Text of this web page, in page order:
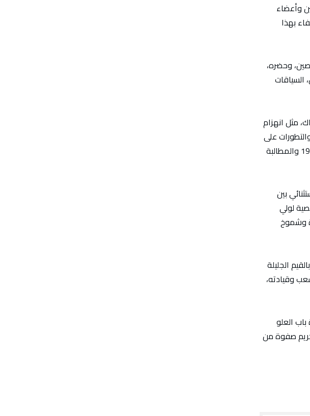
وأعضاء
بهذا
وحضره،
مثل انهزام
على
المستوى الوطني انطلاقا من التحركات السرية لقيادة المقاومة وصولا إلى مؤتمر أنفا سنة 1943 والمطالبة
الاستثنائي بين
لولي
وشموخ
بمثابة تذكير بالقيم الجليلة
وقيادته،
العلو
الخطابي تكريم صفوة من